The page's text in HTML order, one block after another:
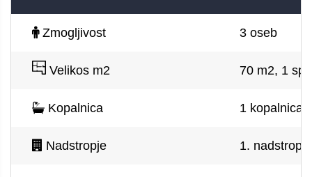
Zmogljivost 3 oseb
Velikos m2 70 m2, 1
Kopalnica 1 kopalnica,
Nadstropje 1. nadstropje